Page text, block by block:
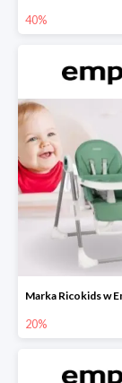
40%
20%